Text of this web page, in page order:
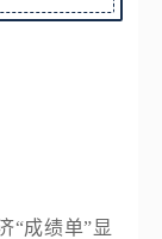
“成绩单”显